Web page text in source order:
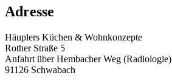
Adresse
Häuplers Küchen & Wohnkonzepte
Rother Straße 5
Anfahrt über Hembacher Weg (Radiologie)
91126 Schwabach